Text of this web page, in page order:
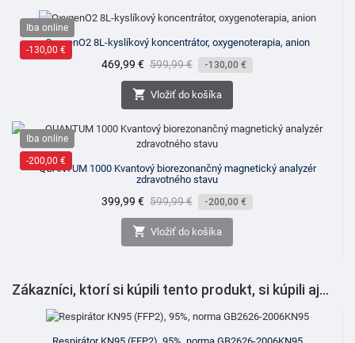
Iba online
-130,00 €
OxygenO2 8L-kyslíkový koncentrátor, oxygenoterapia, anion
Cena
469,99 € Bežná
cena
599,99 € -130,00 €
 Vložiť do košíka
Iba online
-200,00 €
QUANTUM 1000 Kvantový biorezonančný magnetický analyzér
zdravotného stavu
Cena
399,99 € Bežná
cena
599,99 € -200,00 €
 Vložiť do košíka
Zákazníci, ktorí si kúpili tento produkt, si kúpili aj...